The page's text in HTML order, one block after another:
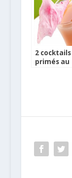
2 cocktails
primés au